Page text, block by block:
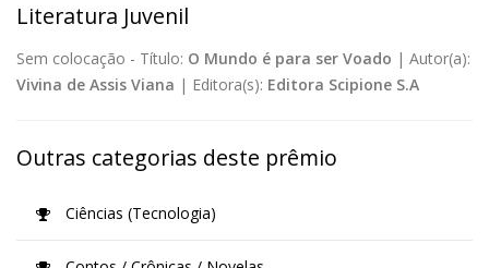
Literatura Juvenil
Sem colocação - Título: O Mundo é para ser Voado | Autor(a):
Vivina de Assis Viana | Editora(s): Editora Scipione S.A
Outras categorias deste prêmio
Ciências (Tecnologia)